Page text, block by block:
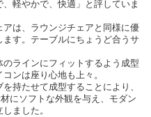
軽やかで、快適」と評していま
は、ラウンジチェアと同様に優
す。テーブルにちょうど合うサ
ラインにフィットするよう成型
ンは座り心地も上々。
持たせて成型することにより、
にソフトな外観を与え、モダン
ました。